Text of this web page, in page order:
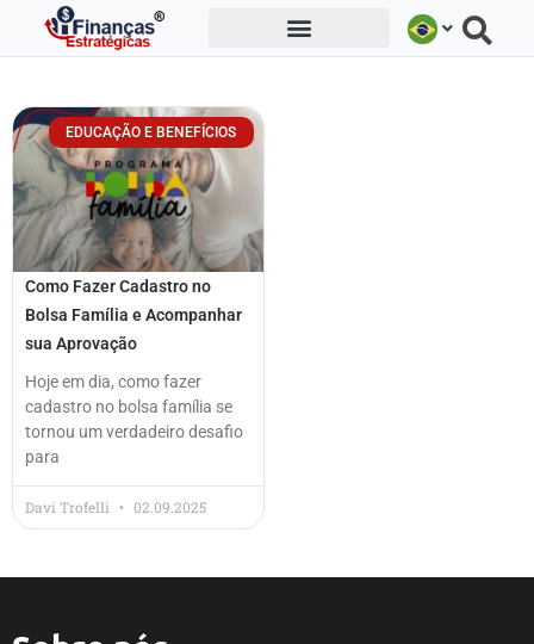
EDUCAÇÃO E BENEFÍCIOS
Como Fazer Cadastro no
Bolsa Família e Acompanhar
sua Aprovação
Hoje em dia, como fazer
cadastro no bolsa família se
tornou um verdadeiro desafio
para
Davi Trofelli 02.09.2025